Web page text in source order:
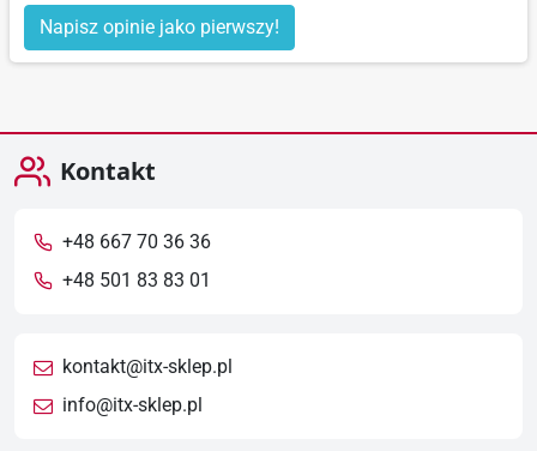
nie
Napisz opinie jako pierwszy!
Kontakt
+48 667 70 36 36
+48 501 83 83 01
kontakt@itx-sklep.pl
info@itx-sklep.pl